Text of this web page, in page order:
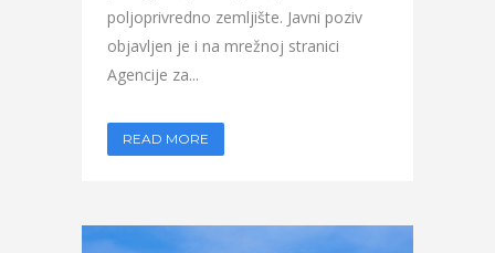
poljoprivredno zemljište. Javni poziv
objavljen je i na mrežnoj stranici
Agencije za...
READ MORE